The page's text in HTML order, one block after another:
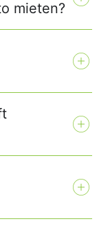
mieten?